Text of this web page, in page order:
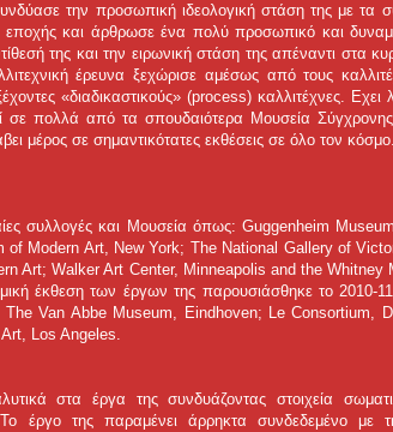
την προσωπική ιδεολογική στάση της με τα
εποχής και άρθρωσε ένα πολύ προσωπικό και
της και την ειρωνική στάση της απέναντι στα
έρευνα ξεχώρισε αμέσως από τους
«διαδικαστικούς» (process) καλλιτέχνες. Εχει
σε πολλά από τα σπουδαιότερα Μουσεία Σύγχρονης
μέρος σε σημαντικότατες εκθέσεις σε όλο τον κόσμο.
συλλογές και Μουσεία όπως: Guggenheim
Modern Art, New York; The National Gallery of
Art; Walker Art Center, Minneapolis and the Whitney
έκθεση των έργων της παρουσιάσθηκε το 2010-
Van Abbe Museum, Eindhoven; Le Consortium,
Los Angeles.
στα έργα της συνδυάζοντας στοιχεία
Το έργο της παραμένει άρρηκτα συνδεδεμένο με